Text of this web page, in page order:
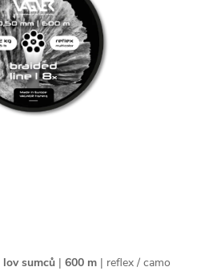
lov sumců | 600 m | reflex / camo